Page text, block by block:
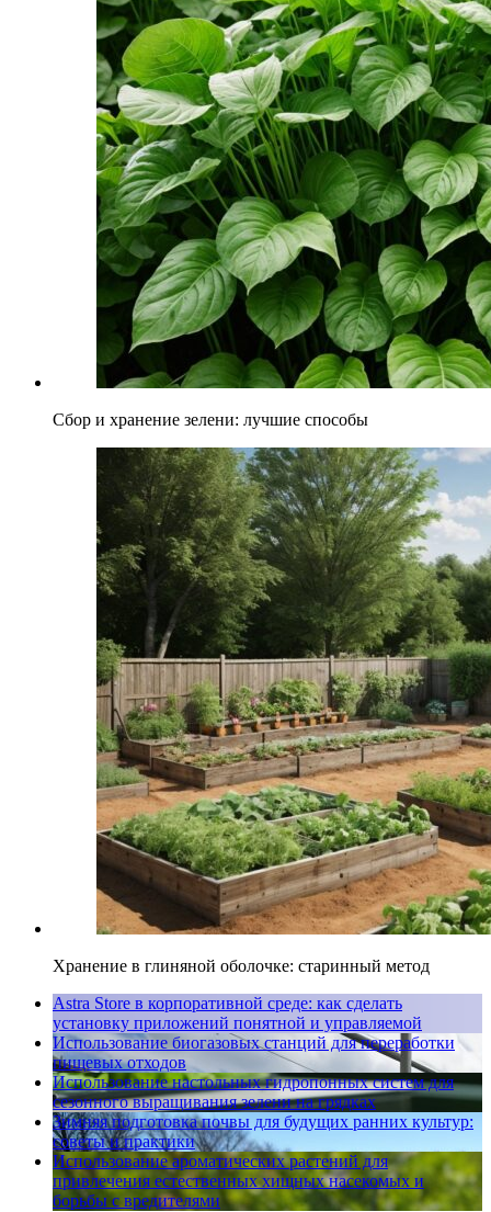
Сбор и хранение зелени: лучшие способы
Хранение в глиняной оболочке: старинный метод
Astra Store в корпоративной среде: как сделать
установку приложений понятной и управляемой
Использование биогазовых станций для переработки
пищевых отходов
Использование настольных гидропонных систем для
сезонного выращивания зелени на грядках
Зимняя подготовка почвы для будущих ранних культур:
советы и практики
Использование ароматических растений для
привлечения естественных хищных насекомых и
борьбы с вредителями